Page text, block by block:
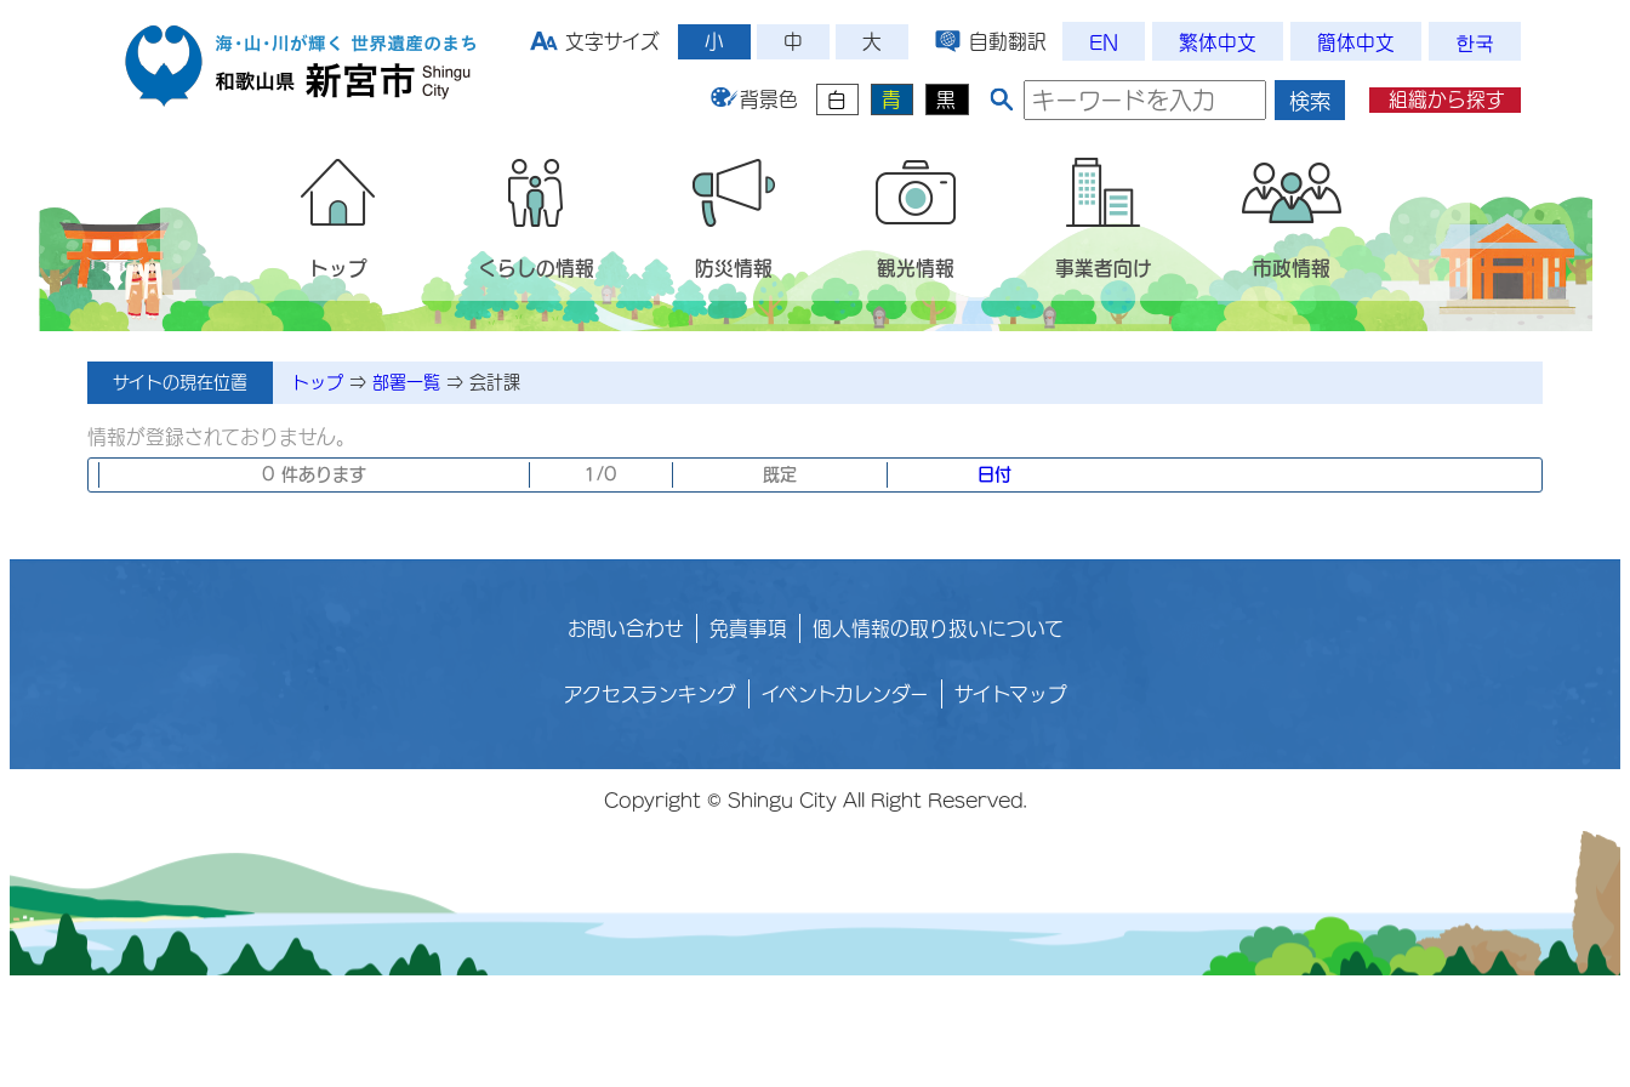
文字サイズ
小 中 大 自動翻訳 EN 繁体中文 簡体中文 한국
背景色 白 青 黒 検索 組織から探す
トップ くらしの情報 防災情報 観光情報 事業者向け 市政情報
サイトの現在位置 トップ ⇒ 部署一覧 ⇒ 会計課
情報が登録されておりません。
0 件あります 1/0 既定 日付
お問い合わせ 免責事項 個人情報の取り扱いについて
アクセスランキング イベントカレンダー サイトマップ
Copyright © Shingu City All Right Reserved.